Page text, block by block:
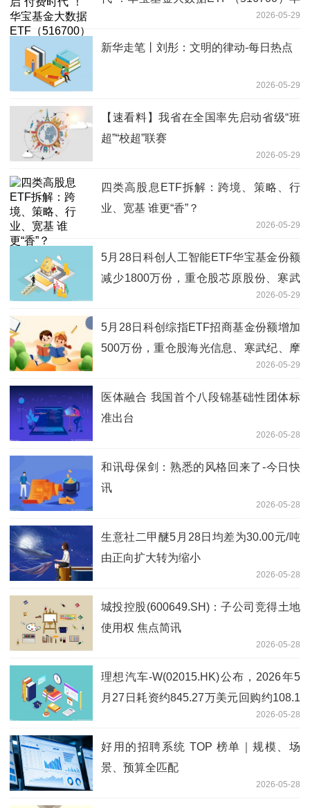
2026-05-29
新华走笔丨刘彤：文明的律动-每日热点
2026-05-29
【速看料】我省在全国率先启动省级“班
超”“校超”联赛
2026-05-29
四类高股息ETF拆解：跨境、策略、行
业、宽基 谁更“香”？
2026-05-29
5月28日科创人工智能ETF华宝基金份额
减少1800万份，重仓股芯原股份、寒武
2026-05-29
5月28日科创综指ETF招商基金份额增加
500万份，重仓股海光信息、寒武纪、摩
2026-05-29
医体融合 我国首个八段锦基础性团体标
准出台
2026-05-28
和讯母保剑：熟悉的风格回来了-今日快
讯
2026-05-28
生意社二甲醚5月28日均差为30.00元/吨
由正向扩大转为缩小
2026-05-28
城投控股(600649.SH)：子公司竞得土地
使用权 焦点简讯
2026-05-28
理想汽车-W(02015.HK)公布，2026年5
月27日耗资约845.27万美元回购约108.1
2026-05-28
好用的招聘系统 TOP 榜单｜规模、场
景、预算全匹配
2026-05-28